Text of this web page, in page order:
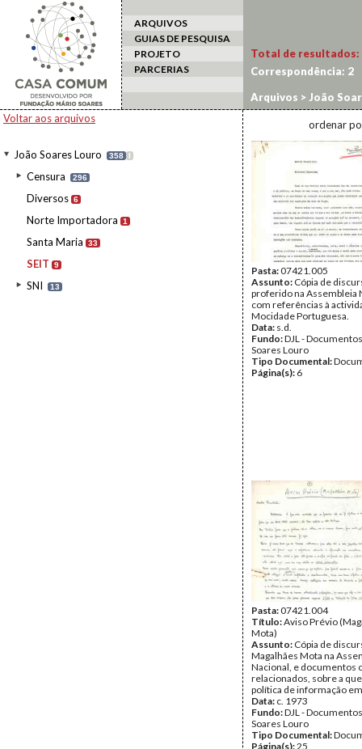
ARQUIVOS
GUIAS DE PESQUISA
PROJETO
PARCERIAS
Voltar aos arquivos
João Soares Louro 358 I
Censura 296
Diversos 6
Norte Importadora 1
Santa Maria 33
SEIT 9
SNI 13
Total de resultados:
Correspondência: 2
Arquivos > João
ordenar
Pasta:07421.005
Assunto: Cópia de
proferido na Assembleia
com referências à
Mocidade Portuguesa.
Data: s.d.
Fundo:DJL -
Soares Louro
Tipo Documental:
Página(s): 6
Pasta:07421.004
Título:Aviso Prévio
Mota)
Assunto: Cópia de
Magalhães Mota na
Nacional, e documentos
relacionados, sobre a
política de informação
Data: c. 1973
Fundo:DJL -
Soares Louro
Tipo Documental:
Página(s):25